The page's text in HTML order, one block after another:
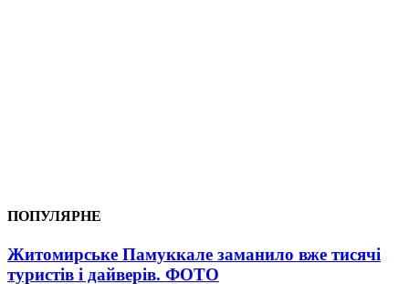
ПОПУЛЯРНЕ
Житомирське Памуккале заманило вже тисячі
туристів і дайверів. ФОТО